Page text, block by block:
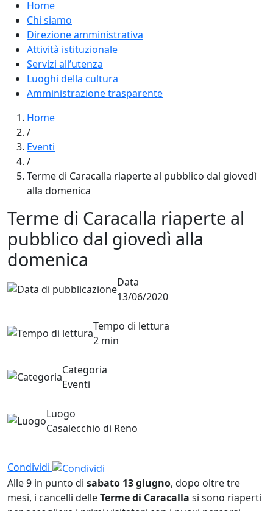
Home
Chi siamo
Direzione amministrativa
Attività istituzionale
Servizi all’utenza
Luoghi della cultura
Amministrazione trasparente
Home
/
Eventi
/
Terme di Caracalla riaperte al pubblico dal giovedì
alla domenica
Terme di Caracalla riaperte al
pubblico dal giovedì alla
domenica
Data
13/06/2020
Tempo di lettura
2 min
Categoria
Eventi
Luogo
Casalecchio di Reno
Condividi
Alle 9 in punto di sabato 13 giugno, dopo oltre tre
mesi, i cancelli delleTerme di Caracalla si sono riaperti